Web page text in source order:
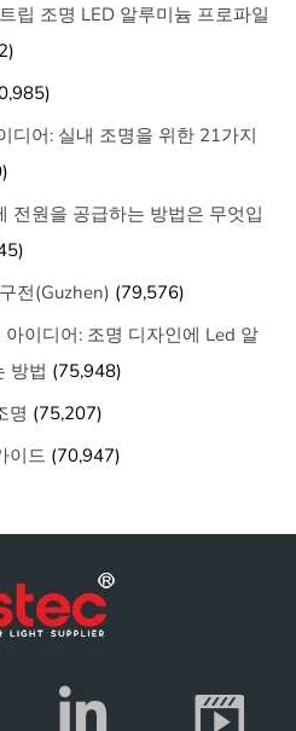
립 조명 LED 알루미늄 프로파일
디어: 실내 조명을 위한 21가지
전원을 공급하는 방법은 무엇입
전(Guzhen) (79,576)
이디어: 조명 디자인에 Led 알
방법 (75,948)
명 (75,207)
이드 (70,947)